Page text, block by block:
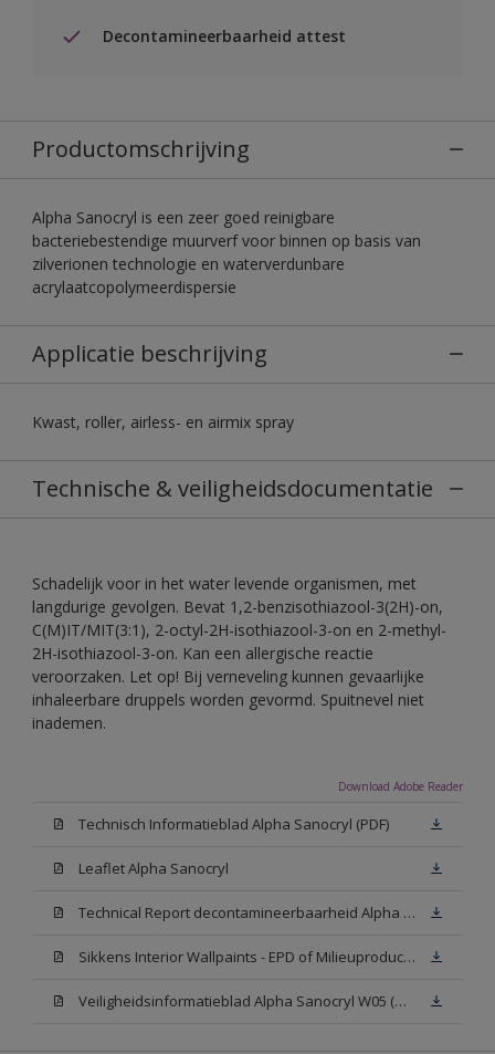
Decontamineerbaarheid attest
Productomschrijving
Alpha Sanocryl is een zeer goed reinigbare
bacteriebestendige muurverf voor binnen op basis van
zilverionen technologie en waterverdunbare
acrylaatcopolymeerdispersie
Applicatie beschrijving
Kwast, roller, airless- en airmix spray
Technische & veiligheidsdocumentatie
Schadelijk voor in het water levende organismen, met
langdurige gevolgen. Bevat 1,2-benzisothiazool-3(2H)-on,
C(M)IT/MIT(3:1), 2-octyl-2H-isothiazool-3-on en 2-methyl-
2H-isothiazool-3-on. Kan een allergische reactie
veroorzaken. Let op! Bij verneveling kunnen gevaarlijke
inhaleerbare druppels worden gevormd. Spuitnevel niet
inademen.
Download Adobe Reader
Technisch Informatieblad Alpha Sanocryl (PDF)
Leaflet Alpha Sanocryl
Technical Report decontamineerbaarheid Alpha Sanocryl
Sikkens Interior Wallpaints - EPD of Milieuproductverklaring
Veiligheidsinformatieblad Alpha Sanocryl W05 (MSDS)